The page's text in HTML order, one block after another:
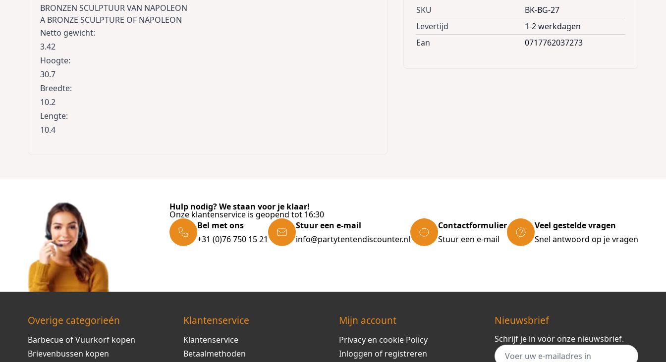
BRONZEN SCULPTUUR VAN NAPOLEON
A BRONZE SCULPTURE OF NAPOLEON
Netto gewicht:
3.42
Hoogte:
30.7
Breedte:
10.2
Lengte:
10.4
SKU
BK-BG-27
Levertijd
1-2 werkdagen
Ean
0717762037273
Hulp nodig? We staan voor je klaar!
Onze klantenservice is geopend tot 16:30
Bel met ons
+31 (0)76 750 15 21
Stuur een e-mail
info@partytentendiscounter.nl
Contactformulier
Stuur een e-mail
Veel gestelde vragen
Snel antwoord op je vragen
Overige categorieén
Barbecue of Vuurkorf kopen
Brievenbussen kopen
Klantenservice
Klantenservice
Betaalmethoden
Mijn account
Privacy en cookie Policy
Inloggen of registreren
Nieuwsbrief
Schrijf je in voor onze nieuwsbrief.
E-mail adres